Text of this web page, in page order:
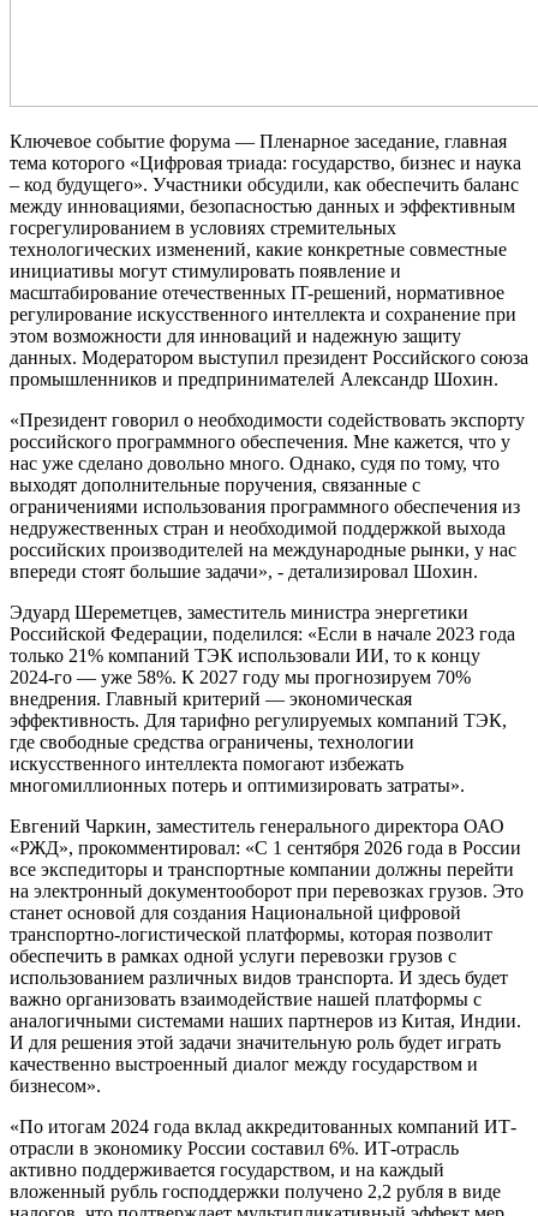
Ключевое событие форума — Пленарное заседание, главная
тема которого «Цифровая триада: государство, бизнес и наука
– код будущего». Участники обсудили, как обеспечить баланс
между инновациями, безопасностью данных и эффективным
госрегулированием в условиях стремительных
технологических изменений, какие конкретные совместные
инициативы могут стимулировать появление и
масштабирование отечественных IT-решений, нормативное
регулирование искусственного интеллекта и сохранение при
этом возможности для инноваций и надежную защиту
данных. Модератором выступил президент Российского союза
промышленников и предпринимателей Александр Шохин.
«Президент говорил о необходимости содействовать экспорту
российского программного обеспечения. Мне кажется, что у
нас уже сделано довольно много. Однако, судя по тому, что
выходят дополнительные поручения, связанные с
ограничениями использования программного обеспечения из
недружественных стран и необходимой поддержкой выхода
российских производителей на международные рынки, у нас
впереди стоят большие задачи», - детализировал Шохин.
Эдуард Шереметцев, заместитель министра энергетики
Российской Федерации, поделился: «Если в начале 2023 года
только 21% компаний ТЭК использовали ИИ, то к концу
2024-го — уже 58%. К 2027 году мы прогнозируем 70%
внедрения. Главный критерий — экономическая
эффективность. Для тарифно регулируемых компаний ТЭК,
где свободные средства ограничены, технологии
искусственного интеллекта помогают избежать
многомиллионных потерь и оптимизировать затраты».
Евгений Чаркин, заместитель генерального директора ОАО
«РЖД», прокомментировал: «С 1 сентября 2026 года в России
все экспедиторы и транспортные компании должны перейти
на электронный документооборот при перевозках грузов. Это
станет основой для создания Национальной цифровой
транспортно-логистической платформы, которая позволит
обеспечить в рамках одной услуги перевозки грузов с
использованием различных видов транспорта. И здесь будет
важно организовать взаимодействие нашей платформы с
аналогичными системами наших партнеров из Китая, Индии.
И для решения этой задачи значительную роль будет играть
качественно выстроенный диалог между государством и
бизнесом».
«По итогам 2024 года вклад аккредитованных компаний ИТ-
отрасли в экономику России составил 6%. ИТ-отрасль
активно поддерживается государством, и на каждый
вложенный рубль господдержки получено 2,2 рубля в виде